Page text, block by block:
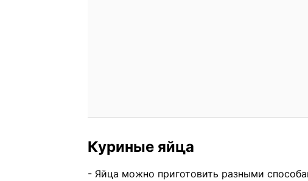
Куриные яйца
- Яйца можно приготовить разными